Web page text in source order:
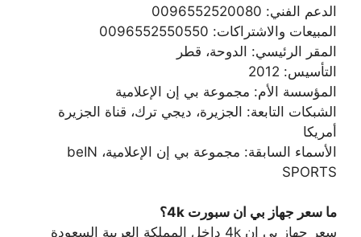
الدعم الفني: 0096552520080
المبيعات والاشتراكات: 0096552550550
المقر الرئيسي: الدوحة، قطر
التأسيس: 2012
المؤسسة الأم: مجموعة بي إن الإعلامية
الشبكات التابعة: الجزيرة، ديجي ترك، قناة الجزيرة
أمريكا
الأسماء السابقة: مجموعة بي إن الإعلامية، beIN
SPORTS
ما سعر جهاز بي ان سبورت 4k؟
سعر جهاز بي ان 4k داخل المملكة العربية السعودة